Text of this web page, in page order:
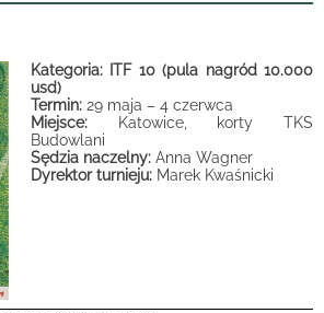
Kategoria: ITF 10 (pula nagród 10.000
usd)
Termin: 29 maja – 4 czerwca
Miejsce:
Katowice, korty TKS
Budowlani
Sędzia naczelny: Anna Wagner
Dyrektor turnieju: Marek Kwaśnicki